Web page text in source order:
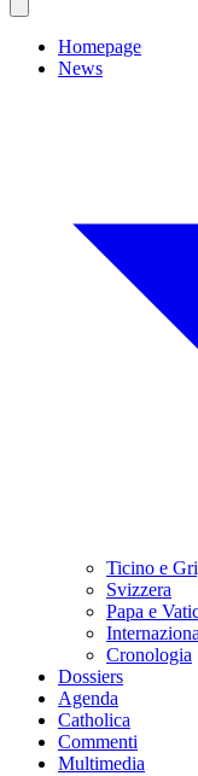
Homepage
News
Ticino e
Svizzera
Papa e
Cronologia
Dossiers
Agenda
Catholica
Commenti
Multimedia